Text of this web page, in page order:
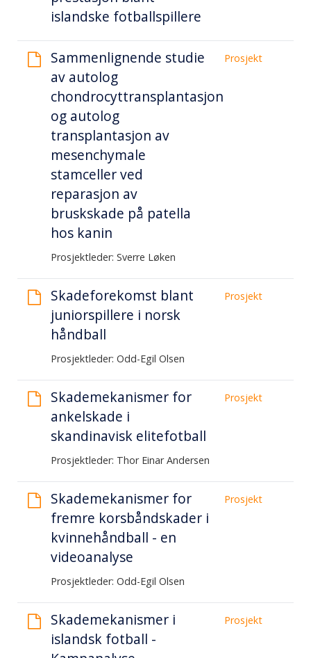
islandske fotballspillere
Sammenlignende studie
av autolog
chondrocyttransplantasjon
og autolog
transplantasjon av
mesenchymale
stamceller ved
reparasjon av
bruskskade på patella
hos kanin
Prosjektleder: Sverre Løken
Prosjekt
Skadeforekomst blant
juniorspillere i norsk
håndball
Prosjektleder: Odd-Egil Olsen
Prosjekt
Skademekanismer for
ankelskade i
skandinavisk elitefotball
Prosjektleder: Thor Einar Andersen
Prosjekt
Skademekanismer for
fremre korsbåndskader i
kvinnehåndball - en
videoanalyse
Prosjektleder: Odd-Egil Olsen
Prosjekt
Skademekanismer i
islandsk fotball -
Prosjekt